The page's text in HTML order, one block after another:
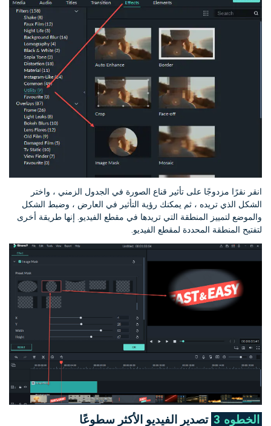
انقر نقرًا مزدوجًا على تأثير قناع الصورة في الجدول الزمني ، واختر
الشكل الذي تريده ، ثم يمكنك رؤية التأثير في العارض ، وضبط الشكل
والموضع لتمييز المنطقة التي تريدها في مقطع الفيديو. إنها طريقة أخرى
لتفتيح المنطقة المحددة لمقطع الفيديو.
الخطوه 3 تصدير الفيديو الأكثر سطوعًا